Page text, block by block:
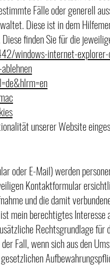
Fälle oder generell
Diese ist in dem
finden Sie für die
windows-internet-explorer-
unserer Website
oder E-Mail) werden
Kontaktformular
und die damit
mein berechtigtes
Rechtsgrundlage
Fall, wenn sich aus den